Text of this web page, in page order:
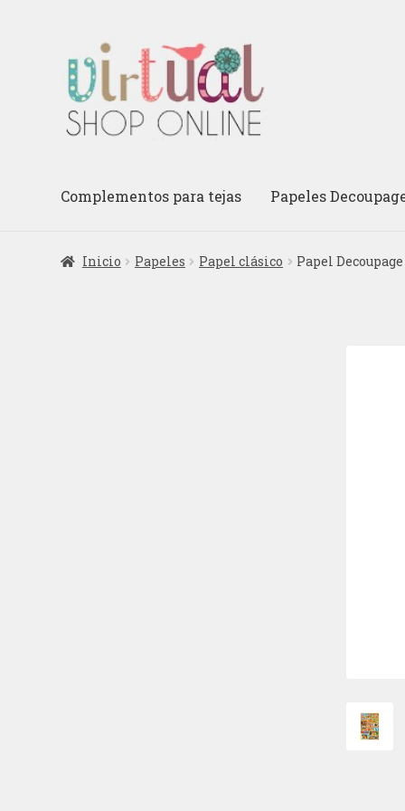
la
navegación
al
contenido
Complementos para tejas Papeles
Inicio Papeles Papel clásico Papel